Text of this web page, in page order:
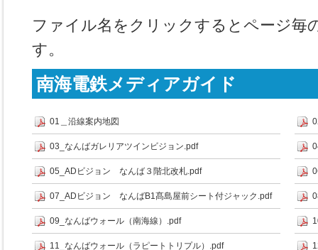
ファイル名をクリックするとページ毎
す。
南海電鉄メディアガイド
01＿沿線案内地図
03_なんばガレリアツインビジョン.pdf
05_ADビジョン なんば３階北改札.pdf
07_ADビジョン なんばB1髙島屋前シート付ジャック.pdf
09_なんばウォール（南海線）.pdf
11_なんばウォール（ラピートトリプル）.pdf